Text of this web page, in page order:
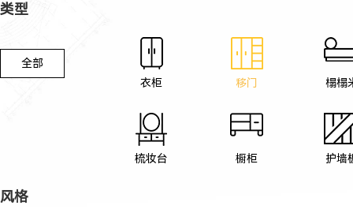
类型
全部
衣柜
移门 榻榻
梳妆台 橱柜 护墙
风格